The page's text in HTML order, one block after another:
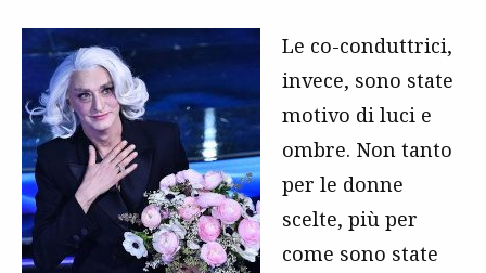
Le co-conduttrici,
invece, sono state
motivo di luci e
ombre. Non tanto
per le donne
scelte, più per
come sono state